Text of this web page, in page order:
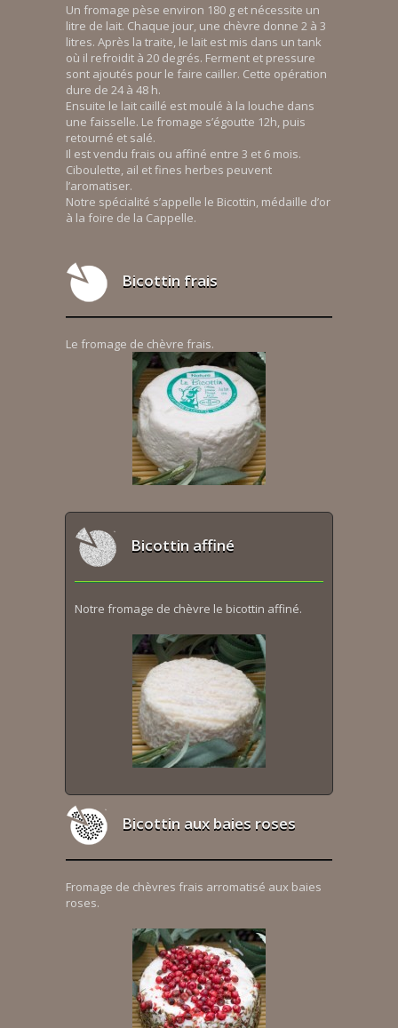
Un fromage pèse environ 180 g et nécessite un
litre de lait. Chaque jour, une chèvre donne 2 à 3
litres. Après la traite, le lait est mis dans un tank
où il refroidit à 20 degrés. Ferment et pressure
sont ajoutés pour le faire cailler. Cette opération
dure de 24 à 48 h.
Ensuite le lait caillé est moulé à la louche dans
une faisselle. Le fromage s’égoutte 12h, puis
retourné et salé.
Il est vendu frais ou affiné entre 3 et 6 mois.
Ciboulette, ail et fines herbes peuvent
l’aromatiser.
Notre spécialité s’appelle le Bicottin, médaille d’or
à la foire de la Cappelle.
Bicottin frais
Le fromage de chèvre frais.
Bicottin affiné
Notre fromage de chèvre le bicottin affiné.
Bicottin aux baies roses
Fromage de chèvres frais arromatisé aux baies
roses.